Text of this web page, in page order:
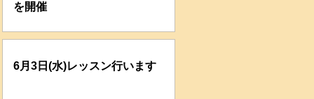
を開催
6月3日(水)レッスン行います